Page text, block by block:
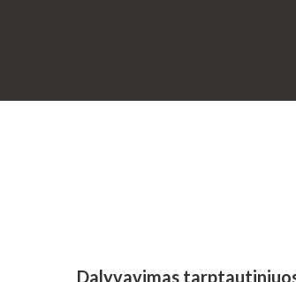
Dalyvavimas